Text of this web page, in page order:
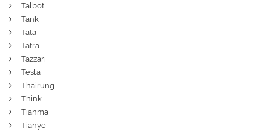
Talbot
Tank
Tata
Tatra
Tazzari
Tesla
Thairung
Think
Tianma
Tianye